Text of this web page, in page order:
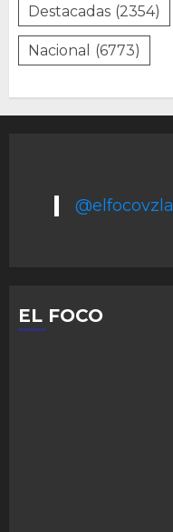
Destacadas (2354)
Nacional (6773)
@elfocovzla
EL FOCO